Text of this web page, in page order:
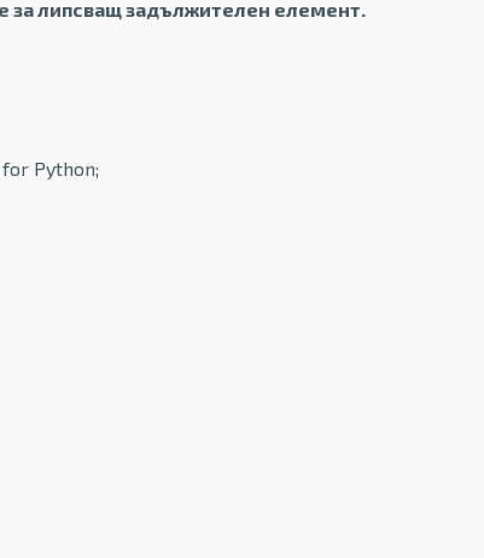
за липсващ задължителен елемент.
Python;